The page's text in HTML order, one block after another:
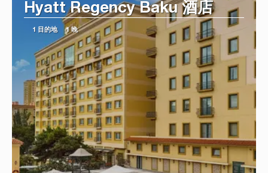
Hyatt Regency Baku 酒店
1 目的地 1 晚